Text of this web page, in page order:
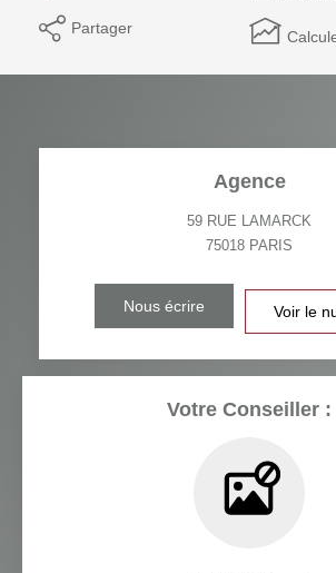
Partager
Agence
59 RUE LAMARCK
75018 PARIS
Nous écrire Voir le
Votre Conseiller :